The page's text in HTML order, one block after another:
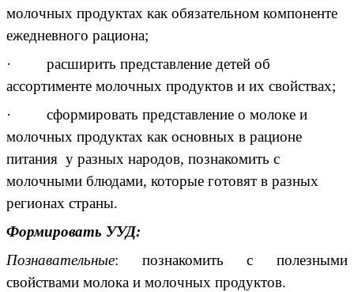
молочных продуктах как обязательном компоненте
ежедневного рациона;
· расширить представление детей об
ассортименте молочных продуктов и их свойствах;
· сформировать представление о молоке и
молочных продуктах как основных в рационе
питания у разных народов, познакомить с
молочными блюдами, которые готовят в разных
регионах страны.
Формировать УУД:
Познавательные: познакомить с полезными
свойствами молока и молочных продуктов.